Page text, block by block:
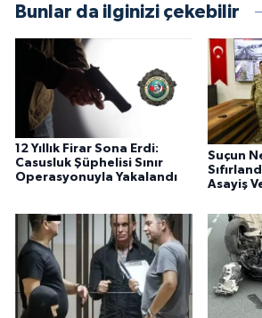
Bunlar da ilginizi çekebilir
12 Yıllık Firar Sona Erdi:
Casusluk Şüphelisi Sınır
Operasyonuyla Yakalandı
Suçun
Asayiş